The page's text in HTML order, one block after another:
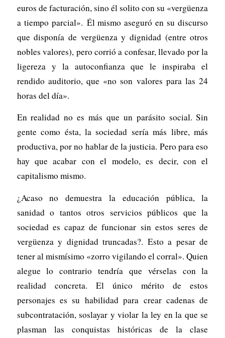
euros de facturación, sino él solito con su «vergüenza
a tiempo parcial». Él mismo aseguró en su discurso
que disponía de vergüenza y dignidad (entre otros
nobles valores), pero corrió a confesar, llevado por la
ligereza y la autoconfianza que le inspiraba el
rendido auditorio, que «no son valores para las 24
horas del día».
En realidad no es más que un parásito social. Sin
gente como ésta, la sociedad sería más libre, más
productiva, por no hablar de la justicia. Pero para eso
hay que acabar con el modelo, es decir, con el
capitalismo mismo.
¿Acaso no demuestra la educación pública, la
sanidad o tantos otros servicios públicos que la
sociedad es capaz de funcionar sin estos seres de
vergüenza y dignidad truncadas?. Esto a pesar de
tener al mismísimo «zorro vigilando el corral». Quien
alegue lo contrario tendría que vérselas con la
realidad concreta. El único mérito de estos
personajes es su habilidad para crear cadenas de
subcontratación, soslayar y violar la ley en la que se
plasman las conquistas históricas de la clase